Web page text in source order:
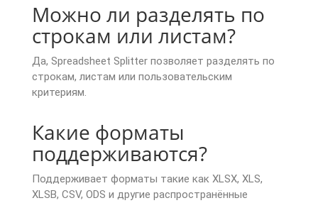
Можно ли разделять по
строкам или листам?
Да, Spreadsheet Splitter позволяет разделять по
строкам, листам или пользовательским
критериям.
Какие форматы
поддерживаются?
Поддерживает форматы такие как XLSX, XLS,
XLSB, CSV, ODS и другие распространённые